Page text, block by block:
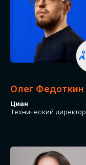
Олег Федоткин
Циан
Технический директор